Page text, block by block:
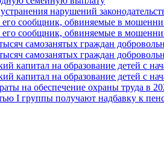
нарушений
сообщник, обвиняемые в
сообщник, обвиняемые в
самозанятых граждан
самозанятых граждан
капитал на образование детей с
капитал на образование детей с
на обеспечение охраны труда в
I группы получают надбавку к